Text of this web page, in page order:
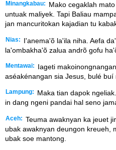
Minangkabau:
Mako cegaklah
untuak maliyek. Tapi Baliau
jan mancuritokan kajadian tu
Nias:
I'anema'õ la'ila niha. Aefa
la'ombakha'õ zalua andrõ gofu
Mentawai:
Iageti
aséakénangan sia Jesus, bulé buí
Lampung:
Maka tian dapok
in dang ngeni pandai hal seno
Aceh: Teuma awaknyan ka jeuet
ubak awaknyan deungon kreueh,
ubak soe mantong.